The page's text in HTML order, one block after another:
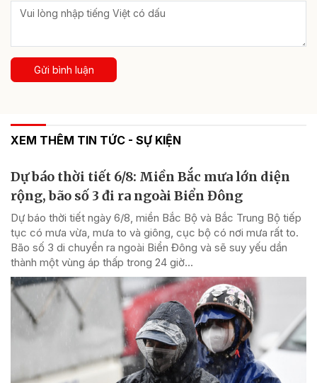
Gửi bình luận
XEM THÊM TIN TỨC - SỰ KIỆN
Dự báo thời tiết 6/8: Miền Bắc mưa lớn diện
rộng, bão số 3 đi ra ngoài Biển Đông
Dự báo thời tiết ngày 6/8, miền Bắc Bộ và Bắc Trung Bộ tiếp
tục có mưa vừa, mưa to và giông, cục bộ có nơi mưa rất to.
Bão số 3 di chuyển ra ngoài Biển Đông và sẽ suy yếu dần
thành một vùng áp thấp trong 24 giờ...